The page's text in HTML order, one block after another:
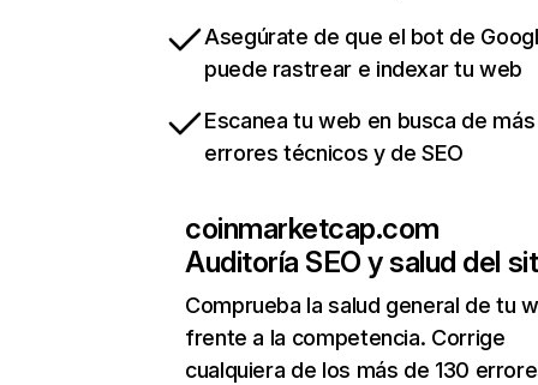
Asegúrate de que el bot de
puede rastrear e indexar tu web
Escanea tu web en busca de
errores técnicos y de SEO
coinmarketcap.com
Auditoría SEO y salud del
Comprueba la salud general de tu
frente a la competencia. Corrige
cualquiera de los más de 130